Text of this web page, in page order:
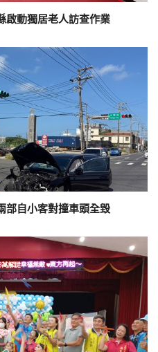
啟動獨居老人訪查作業
自小客對撞車頭全毀